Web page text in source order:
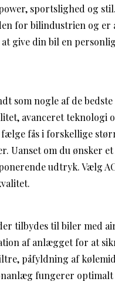
sportslighed og
for bilindustrien og
give din bil en
som nogle af de
avanceret teknologi
fælge fås i forskellige
Uanset om du ønsker
udtryk. Vælg
tilbydes til biler med
af anlægget for at
påfyldning af
fungerer